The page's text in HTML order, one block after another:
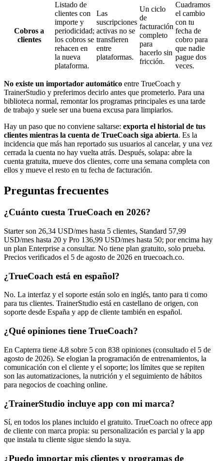
Cobros a
clientes
Listado de
clientes con
importe y
periodicidad;
los cobros se
rehacen en
la nueva
plataforma.
Las
suscripciones
activas no se
transfieren
entre
plataformas.
Un ciclo
de
facturación
completo
para
hacerlo sin
fricción.
Cuadramos
el cambio
con tu
fecha de
cobro para
que nadie
pague dos
veces.
No existe un importador automático entre TrueCoach y
TrainerStudio y preferimos decirlo antes que prometerlo. Para una
biblioteca normal, remontar los programas principales es una tarde
de trabajo y suele ser una buena excusa para limpiarlos.
Hay un paso que no conviene saltarse: exporta el historial de tus
clientes mientras la cuenta de TrueCoach siga abierta. Es la
incidencia que más han reportado sus usuarios al cancelar, y una vez
cerrada la cuenta no hay vuelta atrás. Después, solapa: abre la
cuenta gratuita, mueve dos clientes, corre una semana completa con
ellos y mueve el resto en tu fecha de facturación.
Preguntas frecuentes
¿Cuánto cuesta TrueCoach en 2026?
Starter son 26,34 USD/mes hasta 5 clientes, Standard 57,99
USD/mes hasta 20 y Pro 136,99 USD/mes hasta 50; por encima hay
un plan Enterprise a consultar. No tiene plan gratuito, solo prueba.
Precios verificados el 5 de agosto de 2026 en truecoach.co.
¿TrueCoach está en español?
No. La interfaz y el soporte están solo en inglés, tanto para ti como
para tus clientes. TrainerStudio está en castellano de origen, con
soporte desde España y app de cliente también en español.
¿Qué opiniones tiene TrueCoach?
En Capterra tiene 4,8 sobre 5 con 838 opiniones (consultado el 5 de
agosto de 2026). Se elogian la programación de entrenamientos, la
comunicación con el cliente y el soporte; los límites que se repiten
son las automatizaciones, la nutrición y el seguimiento de hábitos
para negocios de coaching online.
¿TrainerStudio incluye app con mi marca?
Sí, en todos los planes incluido el gratuito. TrueCoach no ofrece app
de cliente con marca propia: su personalización es parcial y la app
que instala tu cliente sigue siendo la suya.
¿Puedo importar mis clientes y programas de